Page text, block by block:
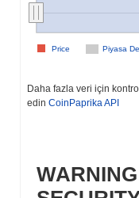
Piyasa
Price
Daha fazla veri için
edin CoinPaprika API